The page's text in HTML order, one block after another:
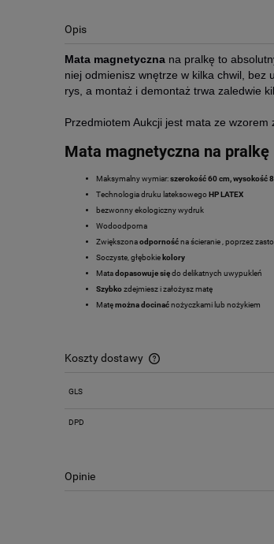
Opis
Mata magnetyczna na pralkę to
niej odmienisz wnętrze w kilka chwil, bez
rys, a montaż i demontaż trwa zaledwie
Przedmiotem Aukcji jest mata ze wzorem
Mata magnetyczna na pralkę
Maksymalny wymiar:szerokość 60 cm, wysokość
Technologia druku lateksowegoHP LATEX
bezwonny ekologiczny wydruk
Wodoodporna
Zwiększonaodpornośćna ścieranie , poprzez
Soczyste, głębokie kolory
Matadopasowuje siędo delikatnych uwypukleń
Szybkozdejmiesz i założysz matę
Matęmożna docinaćnożyczkami lub nożykiem
Koszty dostawy
GLS
DPD
Opinie